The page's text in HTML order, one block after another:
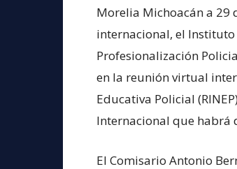
Morelia Michoacán a 29
internacional, el
Profesionalización
en la reunión virtual
Educativa Policial
Internacional que habrá
El Comisario Antonio